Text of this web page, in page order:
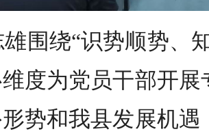
围绕“识势顺势、
度为党员干部开
形势和我县发展机